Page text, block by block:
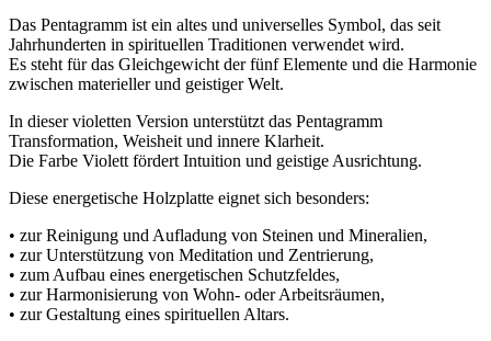
Das Pentagramm ist ein altes und universelles Symbol, das seit
Jahrhunderten in spirituellen Traditionen verwendet wird.
Es steht für das Gleichgewicht der fünf Elemente und die Harmonie
zwischen materieller und geistiger Welt.
In dieser violetten Version unterstützt das Pentagramm
Transformation, Weisheit und innere Klarheit.
Die Farbe Violett fördert Intuition und geistige Ausrichtung.
Diese energetische Holzplatte eignet sich besonders:
• zur Reinigung und Aufladung von Steinen und Mineralien,
• zur Unterstützung von Meditation und Zentrierung,
• zum Aufbau eines energetischen Schutzfeldes,
• zur Harmonisierung von Wohn- oder Arbeitsräumen,
• zur Gestaltung eines spirituellen Altars.